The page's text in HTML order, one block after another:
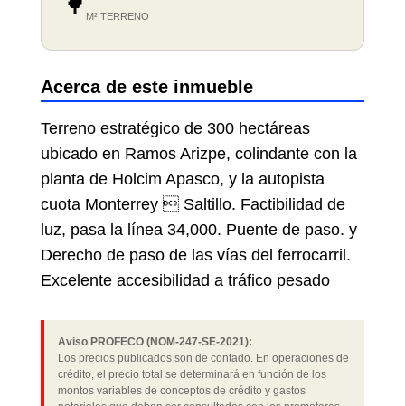
🌳 M² TERRENO
Acerca de este inmueble
Terreno estratégico de 300 hectáreas
ubicado en Ramos Arizpe, colindante con la
planta de Holcim Apasco, y la autopista
cuota Monterrey  Saltillo. Factibilidad de
luz, pasa la línea 34,000. Puente de paso. y
Derecho de paso de las vías del ferrocarril.
Excelente accesibilidad a tráfico pesado
Aviso PROFECO (NOM-247-SE-2021):
Los precios publicados son de contado. En operaciones de
crédito, el precio total se determinará en función de los
montos variables de conceptos de crédito y gastos